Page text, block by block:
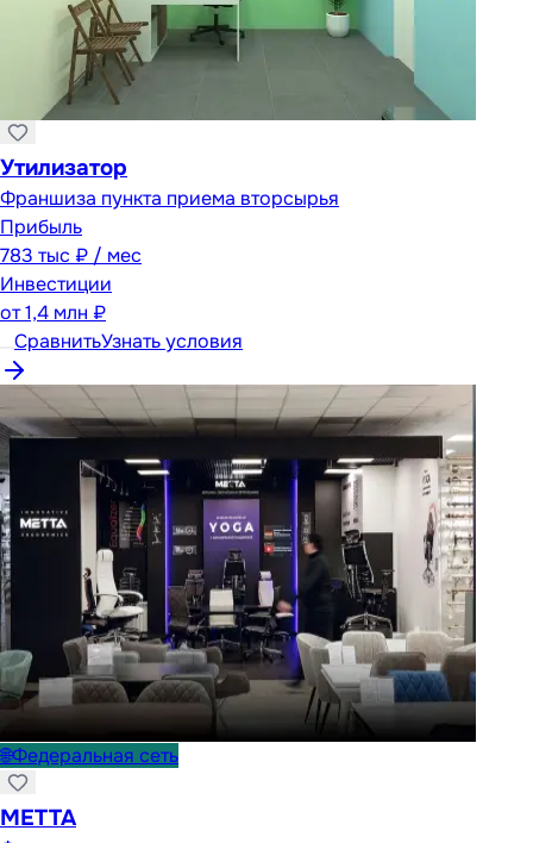
Утилизатор
Франшиза пункта приема вторсырья
Прибыль
783 тыс ₽ / мес
Инвестиции
от1,4 млн ₽
СравнитьУзнать условия
🌐Федеральная сеть
METTA